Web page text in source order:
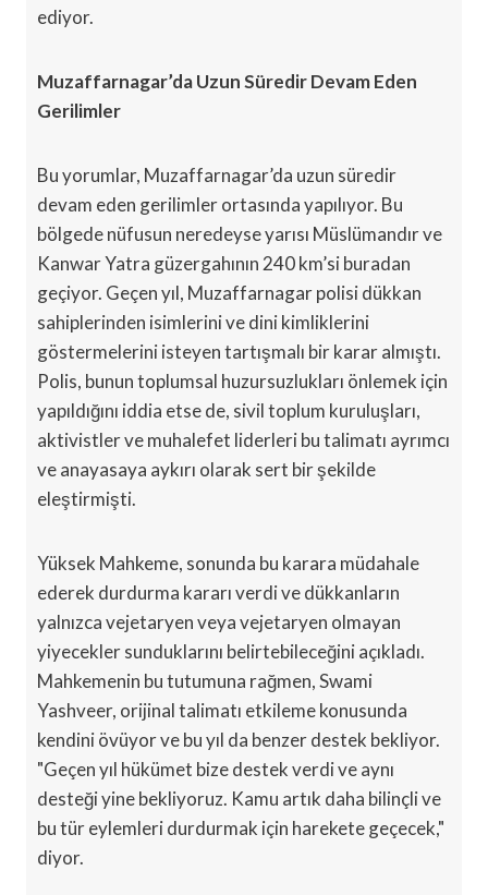
ediyor.
Muzaffarnagar’da Uzun Süredir Devam Eden
Gerilimler
Bu yorumlar, Muzaffarnagar’da uzun süredir
devam eden gerilimler ortasında yapılıyor. Bu
bölgede nüfusun neredeyse yarısı Müslümandır ve
Kanwar Yatra güzergahının 240 km’si buradan
geçiyor. Geçen yıl, Muzaffarnagar polisi dükkan
sahiplerinden isimlerini ve dini kimliklerini
göstermelerini isteyen tartışmalı bir karar almıştı.
Polis, bunun toplumsal huzursuzlukları önlemek için
yapıldığını iddia etse de, sivil toplum kuruluşları,
aktivistler ve muhalefet liderleri bu talimatı ayrımcı
ve anayasaya aykırı olarak sert bir şekilde
eleştirmişti.
Yüksek Mahkeme, sonunda bu karara müdahale
ederek durdurma kararı verdi ve dükkanların
yalnızca vejetaryen veya vejetaryen olmayan
yiyecekler sunduklarını belirtebileceğini açıkladı.
Mahkemenin bu tutumuna rağmen, Swami
Yashveer, orijinal talimatı etkileme konusunda
kendini övüyor ve bu yıl da benzer destek bekliyor.
"Geçen yıl hükümet bize destek verdi ve aynı
desteği yine bekliyoruz. Kamu artık daha bilinçli ve
bu tür eylemleri durdurmak için harekete geçecek,"
diyor.